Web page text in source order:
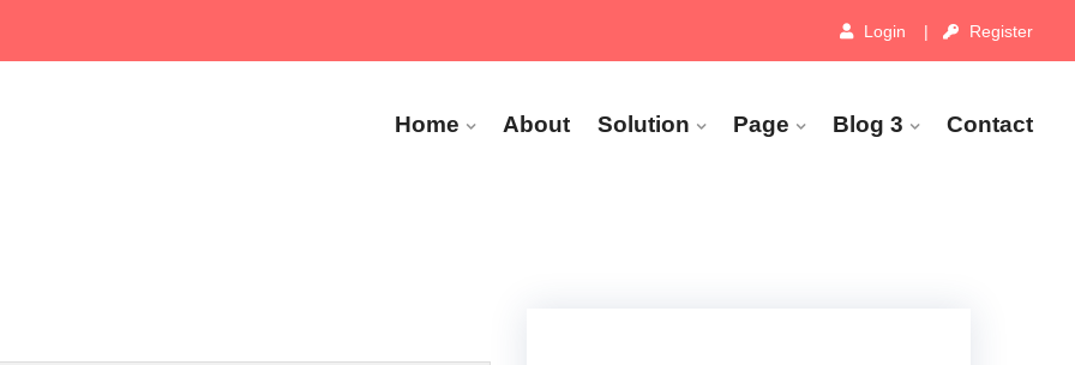
Login Register
Home About Solution Page Blog 3 Contact